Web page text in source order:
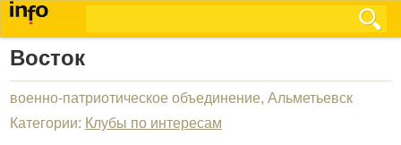
Восток
военно-патриотическое объединение, Альметьевск
Категории: Клубы по интересам